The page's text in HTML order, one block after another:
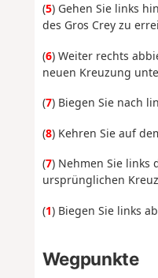
(5) Gehen Sie links
des Gros Crey zu
(6) Weiter rechts
neuen Kreuzung
(7) Biegen Sie nach
(8) Kehren Sie auf
(7) Nehmen Sie links
ursprünglichen
(1) Biegen Sie links
Wegpunkte